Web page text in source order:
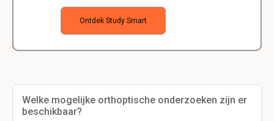
Ontdek Study Smart
Welke mogelijke orthoptische onderzoeken zijn er
beschikbaar?